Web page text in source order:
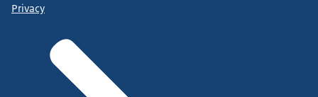
Privacy